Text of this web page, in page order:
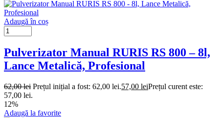
Adaugă în coș
Pulverizator Manual RURIS RS 800 – 8l,
Lance Metalică, Profesional
62,00lei Prețul inițial a fost: 62,00 lei.57,00 leiPrețul curent este:
57,00 lei.
12%
Adaugă la favorite